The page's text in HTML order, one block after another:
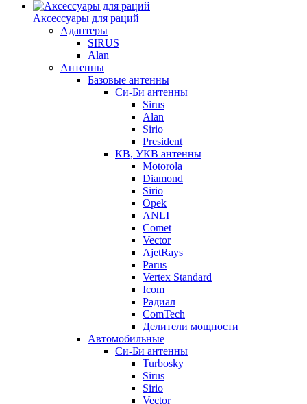
Аксессуары для раций
Адаптеры
SIRUS
Alan
Антенны
Базовые антенны
Си-Би антенны
Sirus
Alan
Sirio
President
КВ, УКВ антенны
Motorola
Diamond
Sirio
Opek
ANLI
Comet
Vector
AjetRays
Parus
Vertex Standard
Icom
Радиал
ComTech
Делители мощности
Автомобильные
Си-Би антенны
Turbosky
Sirus
Sirio
Vector